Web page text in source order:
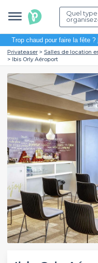
Quel
Trop chaud pour faire la fête ?
Privateaser Salles de location
Ibis Orly Aéroport